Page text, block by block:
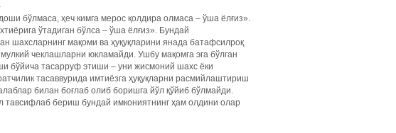
бўлмаса, ҳеч кимга мерос қолдира олмаса – ўша ёлғиз».
ўтадиган бўлса – ўша ёлғиз». Бундай
шахсларнинг мақоми ва ҳуқуқларини янада батафсилроқ
чеклашларни юкламайди. Ушбу мақомга эга бўлган
бўйича тасарруф этиши – уни жисмоний шахс ёки
тасаввурида имтиёзга ҳуқуқларни расмийлаштириш
билан боғлаб олиб боришга йўл қўйиб бўлмайди.
тавсифлаб бериш бундай имкониятнинг ҳам олдини олар